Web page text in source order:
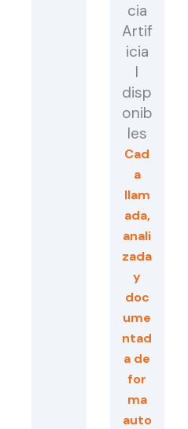
cia
Artif
icia
l
disp
onib
les
Cad
a
llam
ada,
anali
zada
y
doc
ume
ntad
a de
for
ma
auto